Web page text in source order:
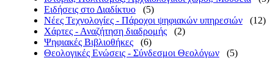
Ειδήσεις στο Διαδίκτυο
(5)
Νέες Τεχνολογίες - Πάροχοι ψηφιακών υπηρεσιών
(12)
Χάρτες - Αναζήτηση διαδρομής
(2)
Ψηφιακές Βιβλιοθήκες
(6)
Θεολογικές Ενώσεις - Σύνδεσμοι Θεολόγων
(5)